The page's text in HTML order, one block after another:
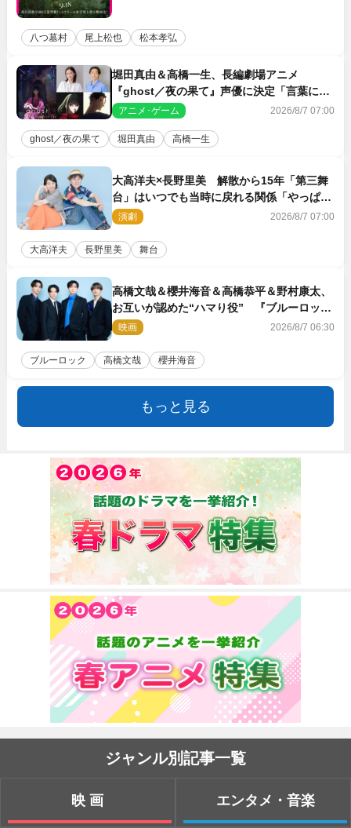
八つ墓村 尾上松也 松本孝弘
堀田真由＆高橋一生、長編劇場アニメ
『ghost／夜の果て』声優に決定「言葉には
できない沢山の感情を思い出しました」
アニメ･ゲーム 2026/8/7 07:00
ghost／夜の果て 堀田真由 高橋一生
大高洋夫×長野里美 解散から15年「第三舞
台」はいつでも当時に戻れる関係「やっぱり
他の方たちとは違います」
演劇 2026/8/7 07:00
大高洋夫 長野里美 舞台
高橋文哉＆櫻井海音＆高橋恭平＆野村康太、
お互いが認めた“ハマり役” 『ブルーロッ
ク』で築いた最高のチームワーク
映画 2026/8/7 06:30
ブルーロック 高橋文哉 櫻井海音
もっと見る
ジャンル別記事一覧
映画 エンタメ・音楽